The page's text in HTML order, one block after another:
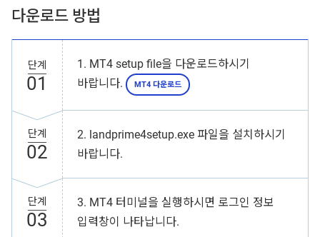
다운로드 방법
단계
01
1. MT4 setup file을 다운로드하시기
바랍니다.
MT4 다운로드
단계
02
2. landprime4setup.exe 파일을 설치하시기
바랍니다.
단계
03
3. MT4 터미널을 실행하시면 로그인 정보
입력창이 나타납니다.